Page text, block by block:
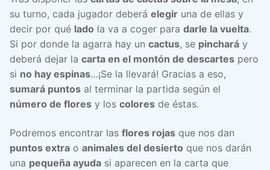
su turno, cada jugador deberá elegir una de ellas y
decir por qué lado la va a coger para darle la vuelta.
Si por donde la agarra hay un cactus, se pinchará y
deberá dejar la carta en el montón de descartes pero
si no hay espinas…¡Se la llevará! Gracias a eso,
sumará puntos al terminar la partida según el
número de flores y los colores de éstas.
Podremos encontrar las flores rojas que nos dan
puntos extra o animales del desierto que nos darán
una pequeña ayuda si aparecen en la carta que